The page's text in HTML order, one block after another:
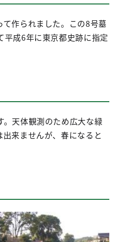
作られました。この8号墓
成6年に東京都史跡に指定
天体観測のため広大な緑
来ませんが、春になると